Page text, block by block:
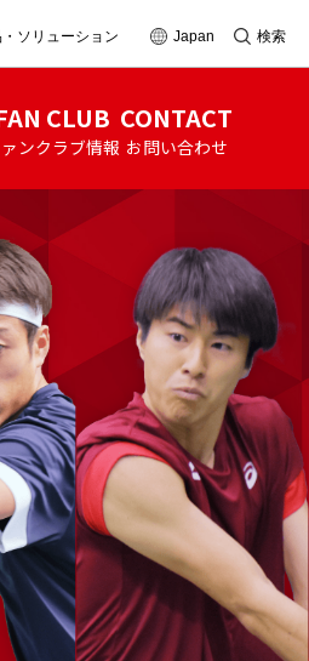
ソリューション Japan 検索
CLUB
ンクラブ情報
CONTACT
お問い合わせ